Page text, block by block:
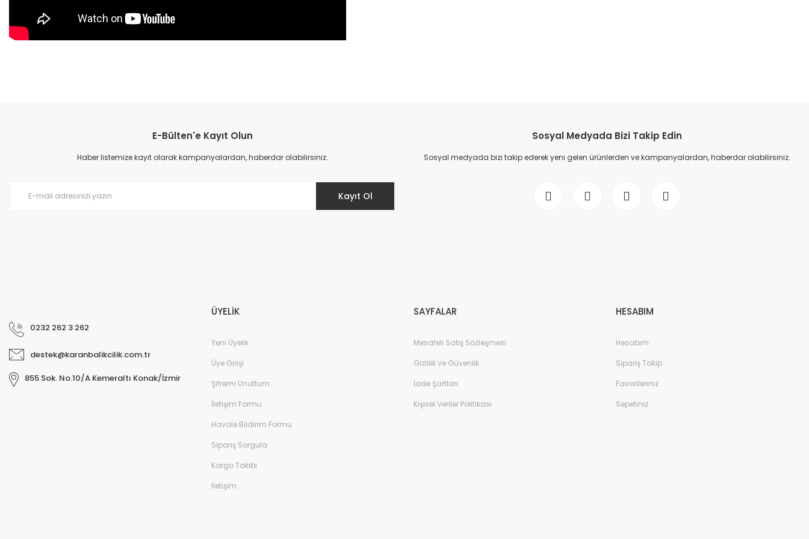
Ürün resmi kalitesiz, bozuk veya görüntülenemiyor.
Ürün açıklamasında eksik bilgiler bulunuyor.
E-Bülten'e Kayıt Olun
Haber listemize kayıt olarak kampanyalardan, haberdar olabilirsiniz.
Kayıt Ol
Sosyal Medyada Bizi Takip Edin
Sosyal medyada bizi takip ederek yeni gelen ürünlerden ve kampanyalardan, haberdar olabilirsiniz.
0232 262 3 262
destek@karanbalikcilik.com.tr
855 Sok. No.10/A Kemeraltı Konak/İzmir
ÜYELİK
Yeni Üyelik
Üye Girişi
Şifremi Unuttum
İletişim Formu
Havale Bildirim Formu
Sipariş Sorgula
Kargo Takibi
İletişim
SAYFALAR
Mesafeli Satış Sözleşmesi
Gizlilik ve Güvenlik
İade Şartları
Kişisel Veriler Politikası
HESABIM
Hesabım
Sipariş Takip
Favorileriniz
Sepetiniz